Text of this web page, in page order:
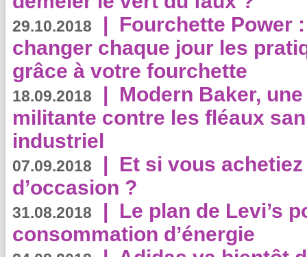
29.10.2018 | Fourchette Power
changer chaque jour les
grâce à votre fourchette
18.09.2018 | Modern Baker,
militante contre les fléaux
industriel
07.09.2018 | Et si vous
d’occasion ?
31.08.2018 | Le plan de Levi’s
consommation d’énergie